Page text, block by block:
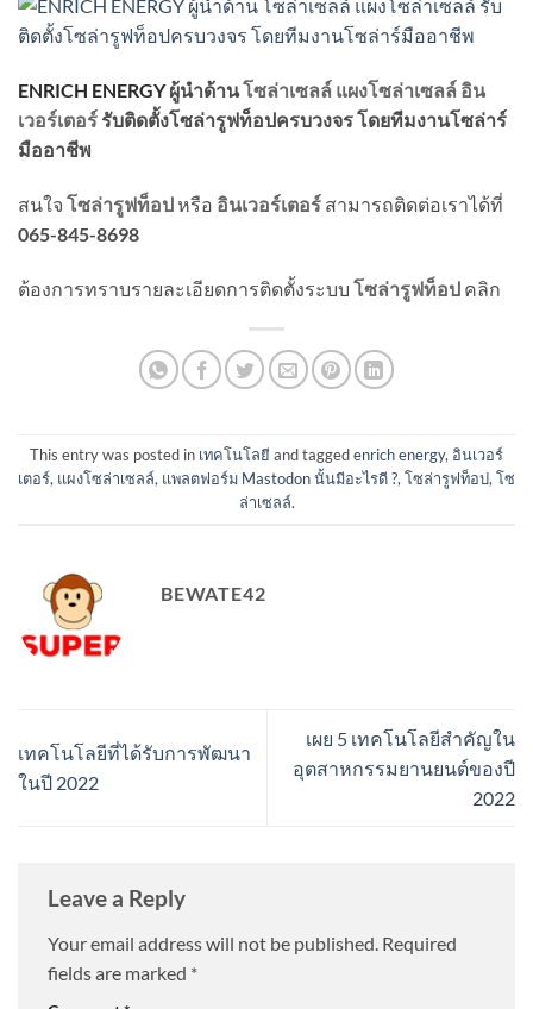
ENRICH ENERGYผู้นำด้านโซล่าเซลล์ แผงโซล่าเซลล์ อิน
เวอร์เตอร์ รับติดตั้งโซล่ารูฟท็อปครบวงจรโดยทีมงานโซล่าร์
มืออาชีพ
สนใจ โซล่ารูฟท็อปหรือ อินเวอร์เตอร์ สามารถติดต่อเราได้ที่
065-845-8698
ต้องการทราบรายละเอียดการติดตั้งระบบ โซล่ารูฟท็อป คลิก
This entry was posted in เทคโนโลยี and taggedenrich energy, อินเวอร์
เตอร์, แผงโซล่าเซลล์, แพลตฟอร์ม Mastodon นั้นมีอะไรดี ?, โซล่ารูฟท็อป, โซ
ล่าเซลล์.
BEWATE42
เทคโนโลยีที่ได้รับการพัฒนา
ในปี 2022
เผย 5 เทคโนโลยีสำคัญใน
อุตสาหกรรมยานยนต์ของปี
2022
Leave a Reply
Your email address will not be published. Required
fields are marked *